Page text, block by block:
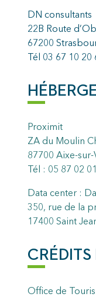
DN consultants
22B Route
67200
Tél 03 67 10 20
Proximit
ZA du Moulin
87700 Aixe-sur-
Tél : 05 87 02
Data center :
350, rue de la
17400 Saint
CRÉDITS
Office de